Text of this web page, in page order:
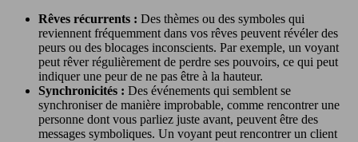
Rêves récurrents : Des thèmes ou des symboles qui
reviennent fréquemment dans vos rêves peuvent révéler des
peurs ou des blocages inconscients. Par exemple, un voyant
peut rêver régulièrement de perdre ses pouvoirs, ce qui peut
indiquer une peur de ne pas être à la hauteur.
Synchronicités : Des événements qui semblent se
synchroniser de manière improbable, comme rencontrer une
personne dont vous parliez juste avant, peuvent être des
messages symboliques. Un voyant peut rencontrer un client